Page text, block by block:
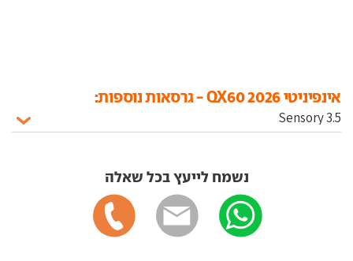
אינפיניטי QX60 2026 - גרסאות נוספות:
נשמח לייעץ בכל שאלה